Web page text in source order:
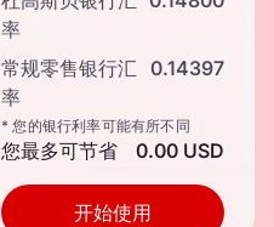
率
常规零售银行汇
率
0.14397
* 您的银行利率可能有所不同
您最多可节省 0.00 USD
开始使用